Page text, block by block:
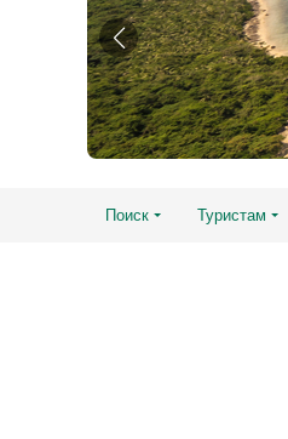
Поиск Туристам